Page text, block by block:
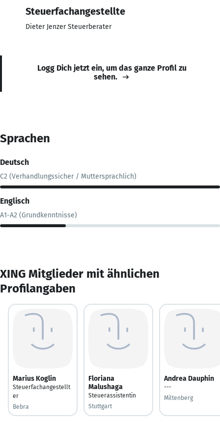
Steuerfachangestellte
Dieter Jenzer Steuerberater
Logg Dich jetzt ein, um das ganze Profil zu
sehen.
Sprachen
Deutsch
C2 (Verhandlungssicher / Muttersprachlich)
Englisch
A1-A2 (Grundkenntnisse)
XING Mitglieder mit ähnlichen
Profilangaben
Marius Koglin
Steuerfachangestellt
er
Bebra
Floriana
Malushaga
Steuerassistentin
Stuttgart
Andrea Dauphin
---
Miltenberg